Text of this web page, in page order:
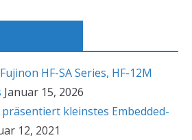
HF-SA Series, HF-12M
Januar 15, 2026
kleinstes Embedded-
12, 2021